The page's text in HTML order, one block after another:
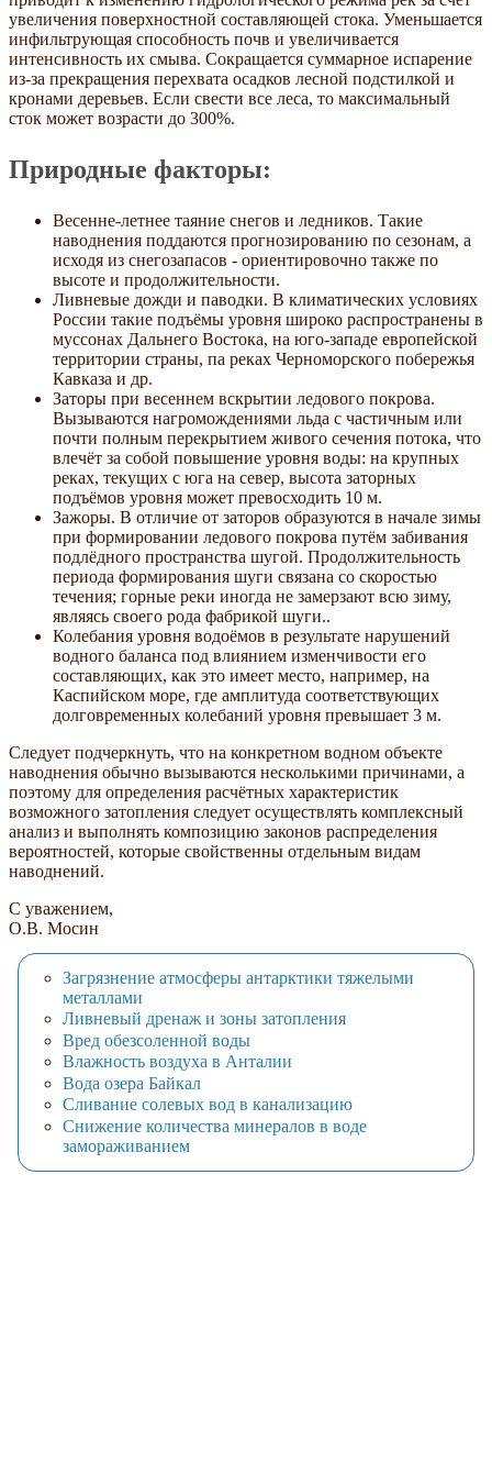
увеличения поверхностной составляющей стока. Уменьшается
инфильтрующая способность почв и увеличивается
интенсивность их смыва. Сокращается суммарное испарение
из-за прекращения перехвата осадков лесной подстилкой и
кронами деревьев. Если свести все леса, то максимальный
сток может возрасти до 300%.
Природные факторы:
Весенне-летнее таяние снегов и ледников. Такие
наводнения поддаются прогнозированию по сезонам, а
исходя из снегозапасов - ориентировочно также по
высоте и продолжительности.
Ливневые дожди и паводки. В климатических условиях
России такие подъёмы уровня широко распространены в
муссонах Дальнего Востока, на юго-западе европейской
территории страны, па реках Черноморского побережья
Кавказа и др.
Заторы при весеннем вскрытии ледового покрова.
Вызываются нагромождениями льда с частичным или
почти полным перекрытием живого сечения потока, что
влечёт за собой повышение уровня воды: на крупных
реках, текущих с юга на север, высота заторных
подъёмов уровня может превосходить 10 м.
Зажоры. В отличие от заторов образуются в начале зимы
при формировании ледового покрова путём забивания
подлёдного пространства шугой. Продолжительность
периода формирования шуги связана со скоростью
течения; горные реки иногда не замерзают всю зиму,
являясь своего рода фабрикой шуги..
Колебания уровня водоёмов в результате нарушений
водного баланса под влиянием изменчивости его
составляющих, как это имеет место, например, на
Каспийском море, где амплитуда соответствующих
долговременных колебаний уровня превышает 3 м.
Следует подчеркнуть, что на конкретном водном объекте
наводнения обычно вызываются несколькими причинами, а
поэтому для определения расчётных характеристик
возможного затопления следует осуществлять комплексный
анализ и выполнять композицию законов распределения
вероятностей, которые свойственны отдельным видам
наводнений.
С уважением,
О.В. Мосин
Загрязнение атмосферы антарктики тяжелыми
металлами
Ливневый дренаж и зоны затопления
Вред обезсоленной воды
Влажность воздуха в Анталии
Вода озера Байкал
Сливание солевых вод в канализацию
Снижение количества минералов в воде
замораживанием